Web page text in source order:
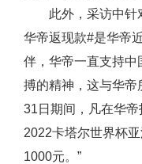
此外，采访中针
华帝返现款#是华帝
伴，华帝一直支持中
搏的精神，这与华
31日期间，凡在华
2022卡塔尔世界杯
1000元。”